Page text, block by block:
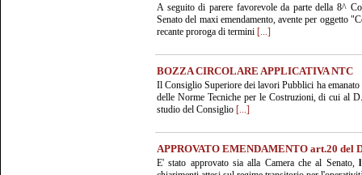
A seguito di parere favorevole da parte della 8^
Senato del maxi emendamento, avente per oggetto
recante proroga di termini [...]
BOZZA CIRCOLARE APPLICATIVA NTC
Il Consiglio Superiore dei lavori Pubblici ha
delle Norme Tecniche per le Costruzioni, di cui al
studio del Consiglio [...]
APPROVATO EMENDAMENTO art.20 del
E' stato approvato sia alla Camera che al Senato,